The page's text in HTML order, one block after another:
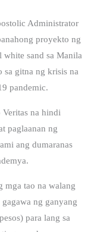
Administrator
proyekto ng
white sand sa Manila
gitna ng krisis na
pandemic.
Veritas na hindi
paglaanan ng
ang dumaranas
mga tao na walang
ng ganyang
para lang sa